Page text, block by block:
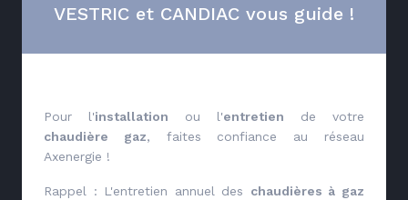
VESTRIC et CANDIAC vous guide !
Pour l'installation ou l'entretien de votre
chaudière gaz, faites confiance au réseau
Axenergie !
Rappel : L'entretien annuel des chaudières à gaz